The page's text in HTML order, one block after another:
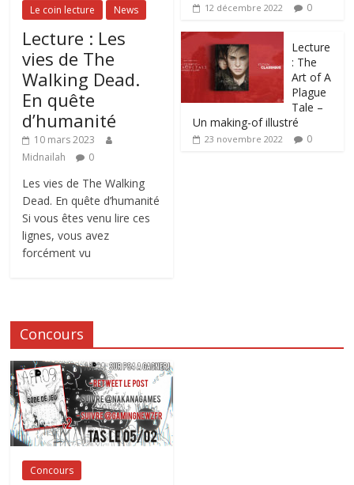
Le coin lecture News
Lecture : Les
vies de The
Walking Dead.
En quête
d’humanité
10 mars 2023
Midnailah
0
Les vies de The Walking
Dead. En quête d’humanité
Si vous êtes venu lire ces
lignes, vous avez
forcément vu
12 décembre 2022 0
Lecture
: The
Art of A
Plague
Tale –
Un making-of illustré
23 novembre 2022 0
Concours
Concours